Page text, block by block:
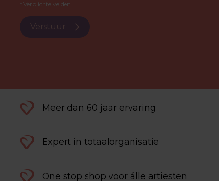
* Verplichte velden.
Verstuur
Meer dan 60 jaar ervaring
Expert in totaalorganisatie
One stop shop voor álle artiesten